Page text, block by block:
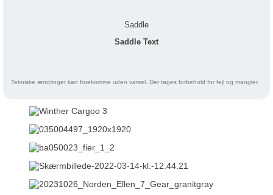
Saddle
Saddle Text
Tekniske ændringer kan forekomme uden varsel. Der tages forbehold for fejl og mangler.